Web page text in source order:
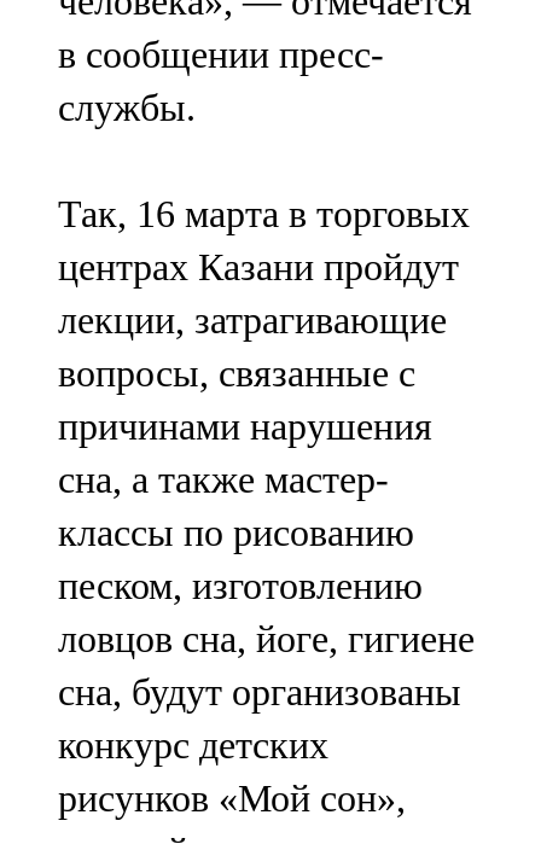
102,6 FM
Чирмешән
107,7 FM
103,0 FM
Чүпрәле
91,0 FM
Шәмәрдән
102,3 FM
Яңа чишмә
107,0 FM
Яр Чаллы
105,5 FM
в сообщении пресс-
службы.
Так, 16 марта в торговых
центрах Казани пройдут
лекции, затрагивающие
вопросы, связанные с
причинами нарушения
сна, а также мастер-
классы по рисованию
песком, изготовлению
ловцов сна, йоге, гигиене
сна, будут организованы
конкурс детских
рисунков «Мой сон»,